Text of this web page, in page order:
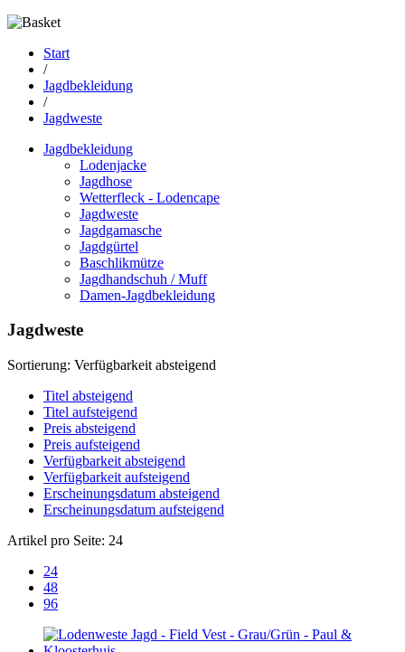
Start
/
Jagdbekleidung
/
Jagdweste
Jagdbekleidung
Lodenjacke
Jagdhose
Wetterfleck - Lodencape
Jagdweste
Jagdgamasche
Jagdgürtel
Baschlikmütze
Jagdhandschuh / Muff
Damen-Jagdbekleidung
Jagdweste
Sortierung: Verfügbarkeit absteigend
Titel absteigend
Titel aufsteigend
Preis absteigend
Preis aufsteigend
Verfügbarkeit absteigend
Verfügbarkeit aufsteigend
Erscheinungsdatum absteigend
Erscheinungsdatum aufsteigend
Artikel pro Seite: 24
24
48
96